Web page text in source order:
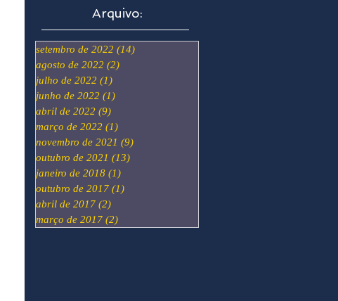
Arquivo:
setembro de 2022 (14)
agosto de 2022 (2)
julho de 2022 (1)
junho de 2022 (1)
abril de 2022 (9)
março de 2022 (1)
novembro de 2021 (9)
outubro de 2021 (13)
janeiro de 2018 (1)
outubro de 2017 (1)
abril de 2017 (2)
março de 2017 (2)